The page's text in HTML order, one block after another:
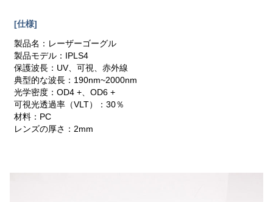
[仕様]
製品名：レーザーゴーグル
製品モデル：IPLS4
保護波長：UV、可視、赤外線
典型的な波長：190nm~2000nm
光学密度：OD4 +、OD6 +
可視光透過率（VLT）：30％
材料：PC
レンズの厚さ：2mm